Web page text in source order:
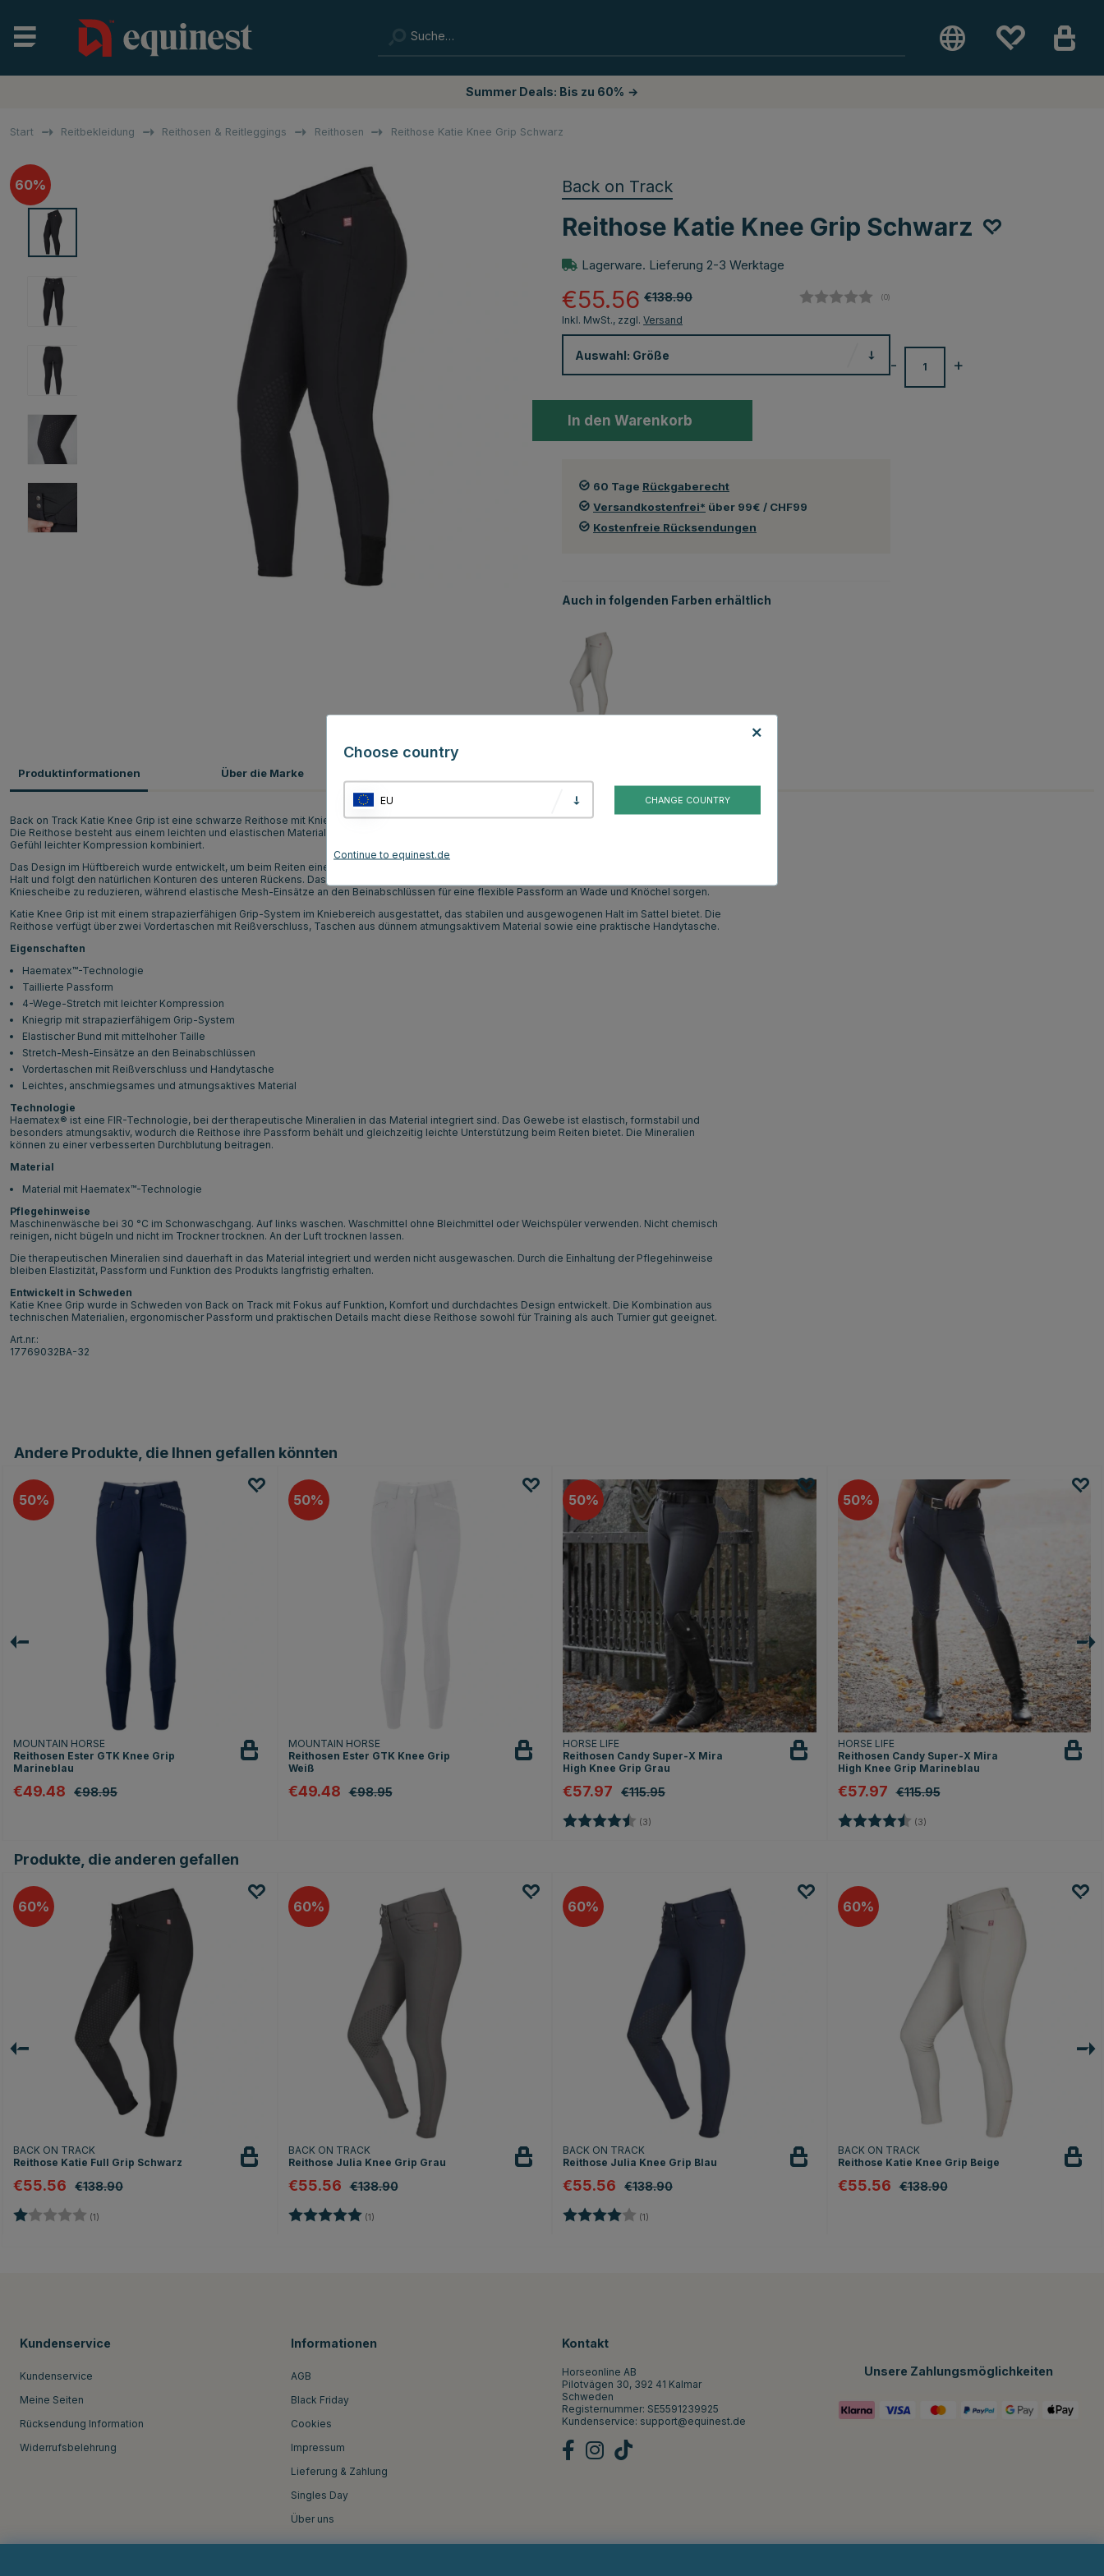
Summer Deals: Bis zu 60% →
Start Reitbekleidung Reithosen & Reitleggings Reithosen Reithose Katie Knee Grip Schwarz
60% Back on Track
Reithose Katie Knee Grip Schwarz
Lagerware. Lieferung 2-3 Werktage
€138.90
€55.56 (abgegebene bewertungen:
0)
Inkl. MwSt., zzgl. Versand
Auswahl: Größe +
-
In den Warenkorb
60 Tage Rückgaberecht
Versandkostenfrei* über 99€ / CHF99
Kostenfreie Rücksendungen
Auch in folgenden Farben erhältlich
Produktinformationen
Back on Track Katie Knee Grip ist eine schwarze Reithose mit Kniegrip, flexibler taillierter Passform und funktionalen Details für Komfort im Sattel.
Die Reithose besteht aus einem leichten und elastischen Material mit Haematex™-Technologie, das hohe Atmungsaktivität mit einem angenehmen
Gefühl leichter Kompression kombiniert.
Das Design im Hüftbereich wurde entwickelt, um beim Reiten eine bequeme Passform zu bieten. Der elastische Bund mit mittelhoher Taille bietet
Halt und folgt den natürlichen Konturen des unteren Rückens. Das Seitenteil an der Außenseite des Beins hilft, den Druck im Bereich der
Kniescheibe zu reduzieren, während elastische Mesh-Einsätze an den Beinabschlüssen für eine flexible Passform an Wade und Knöchel sorgen.
Katie Knee Grip ist mit einem strapazierfähigen Grip-System im Kniebereich ausgestattet, das stabilen und ausgewogenen Halt im Sattel bietet. Die
Reithose verfügt über zwei Vordertaschen mit Reißverschluss, Taschen aus dünnem atmungsaktivem Material sowie eine praktische Handytasche.
Eigenschaften
Haematex™-Technologie
Taillierte Passform
4-Wege-Stretch mit leichter Kompression
Kniegrip mit strapazierfähigem Grip-System
Elastischer Bund mit mittelhoher Taille
Stretch-Mesh-Einsätze an den Beinabschlüssen
Vordertaschen mit Reißverschluss und Handytasche
Leichtes, anschmiegsames und atmungsaktives Material
Technologie
Haematex® ist eine FIR-Technologie, bei der therapeutische Mineralien in das Material integriert sind. Das Gewebe ist elastisch, formstabil und
besonders atmungsaktiv, wodurch die Reithose ihre Passform behält und gleichzeitig leichte Unterstützung beim Reiten bietet. Die Mineralien
können zu einer verbesserten Durchblutung beitragen.
Material
Material mit Haematex™-Technologie
Pflegehinweise
Maschinenwäsche bei 30 °C im Schonwaschgang. Auf links waschen. Waschmittel ohne Bleichmittel oder Weichspüler verwenden. Nicht chemisch
reinigen, nicht bügeln und nicht im Trockner trocknen. An der Luft trocknen lassen.
Die therapeutischen Mineralien sind dauerhaft in das Material integriert und werden nicht ausgewaschen. Durch die Einhaltung der Pflegehinweise
bleiben Elastizität, Passform und Funktion des Produkts langfristig erhalten.
Entwickelt in Schweden
Katie Knee Grip wurde in Schweden von Back on Track mit Fokus auf Funktion, Komfort und durchdachtes Design entwickelt. Die Kombination aus
technischen Materialien, ergonomischer Passform und praktischen Details macht diese Reithose sowohl für Training als auch Turnier gut geeignet.
Art.nr.:
17769032BA-32
Über die Marke
Andere Produkte, die Ihnen gefallen könnten
50
MOUNTAIN HORSE
Reithosen Ester GTK Knee Grip
Marineblau
€49.48 €98.95
50
MOUNTAIN HORSE
Reithosen Ester GTK Knee Grip
Weiß
€49.48 €98.95
50
HORSE LIFE
Reithosen Candy Super-X Mira
High Knee Grip Grau
€57.97 €115.95
Bewertung: (3)
50
HORSE LIFE
Reithosen Candy Super-X Mira
High Knee Grip Marineblau
€57.97 €115.95
Bewertung: (3)
Produkte, die anderen gefallen
60
BACK ON TRACK
Reithose Katie Full Grip Schwarz
€55.56 €138.90
Bewertung: (1)
60
BACK ON TRACK
Reithose Julia Knee Grip Grau
€55.56 €138.90
Bewertung: (1)
60
BACK ON TRACK
Reithose Julia Knee Grip Blau
€55.56 €138.90
Bewertung: (1)
60
BACK ON TRACK
Reithose Katie Knee Grip Beige
€55.56 €138.90
Kundenservice
Kundenservice
Meine Seiten
Rücksendung Information
Widerrufsbelehrung
Informationen
AGB
Black Friday
Cookies
Impressum
Lieferung & Zahlung
Singles Day
Über uns
Kontakt
Horseonline AB
Pilotvägen 30, 392 41 Kalmar
Schweden
Registernummer: SE5591239925
Kundenservice: support@equinest.de
Unsere Zahlungsmöglichkeiten
Choose country
EU CHANGE COUNTRY
Continue to equinest.de